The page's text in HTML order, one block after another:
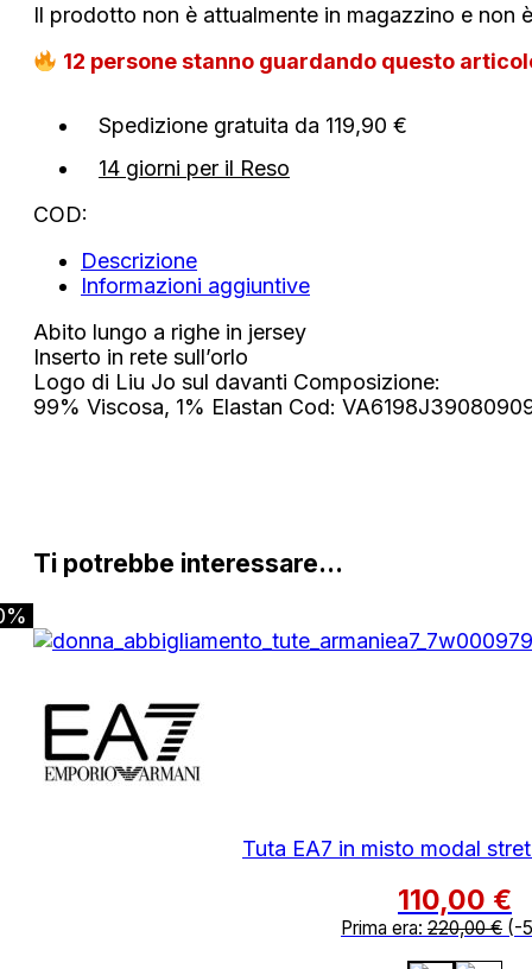
Il prodotto non è attualmente in magazzino e non
12 persone stanno guardando questo
Spedizione gratuita da 119,90 €
14 giorni per il Reso
COD:
Descrizione
Informazioni aggiuntive
Abito lungo a righe in jersey
Inserto in rete sull’orlo
Logo di Liu Jo sul davanti Composizione:
99% Viscosa, 1% Elastan Cod:
Ti potrebbe interessare…
Tuta EA7 in misto modal
110,00 €
Prima era: 220,00€ (-